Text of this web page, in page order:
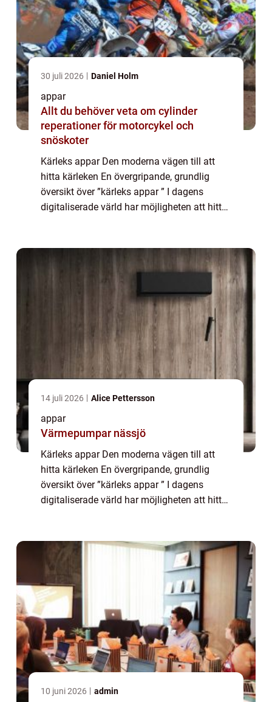
30 juli 2026 Daniel Holm
appar
Allt du behöver veta om cylinder
reperationer för motorcykel och
snöskoter
Kärleks appar Den moderna vägen till att
hitta kärleken En övergripande, grundlig
översikt över ”kärleks appar ” I dagens
digitaliserade värld har möjligheten att hitta
14 juli 2026 Alice Pettersson
appar
Värmepumpar nässjö
Kärleks appar Den moderna vägen till att
hitta kärleken En övergripande, grundlig
översikt över ”kärleks appar ” I dagens
digitaliserade värld har möjligheten att hitta
10 juni 2026 admin